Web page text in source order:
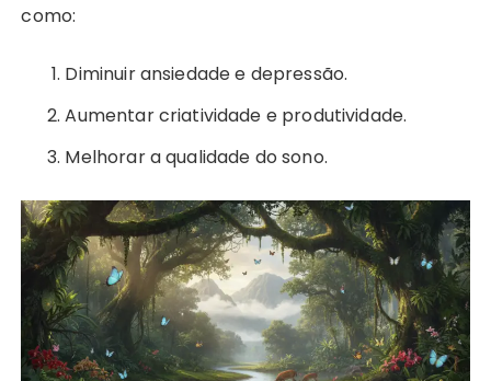
como:
Diminuir ansiedade e depressão.
Aumentar criatividade e produtividade.
Melhorar a qualidade do sono.